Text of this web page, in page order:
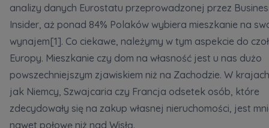
analizy danych Eurostatu przeprowadzonej przez
Insider, aż ponad 84% Polaków wybiera mieszkanie na
wynajem[1]. Co ciekawe, należymy w tym aspekcie do
Europy. Mieszkanie czy dom na własność jest u nas dużo
powszechniejszym zjawiskiem niż na Zachodzie. W
jak Niemcy, Szwajcaria czy Francja odsetek osób, które
zdecydowały się na zakup własnej nieruchomości, jest
nawet połowę niż nad Wisłą.
Rozwiń
Zawiadomienia o nabyciu lub posiadaniu znacznego
pakietu akcji proszę wysyłać na
notyfikacje@murapol.pl